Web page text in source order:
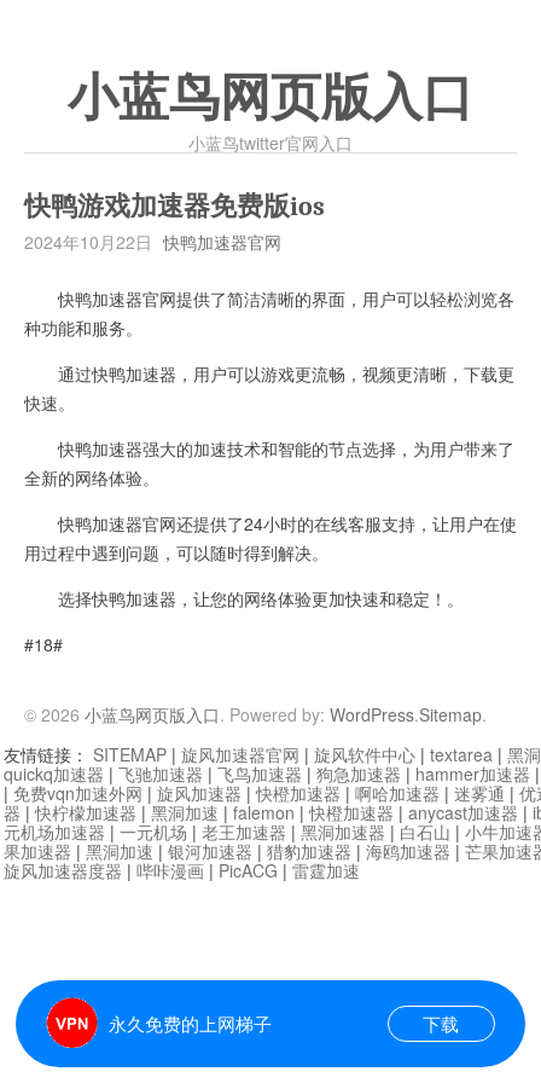
小蓝鸟网页版入口
小蓝鸟twitter官网入口
快鸭游戏加速器免费版ios
2024年10月22日 快鸭加速器官网
快鸭加速器官网提供了简洁清晰的界面，用户可以轻松浏览各
种功能和服务。
通过快鸭加速器，用户可以游戏更流畅，视频更清晰，下载更
快速。
快鸭加速器强大的加速技术和智能的节点选择，为用户带来了
全新的网络体验。
快鸭加速器官网还提供了24小时的在线客服支持，让用户在使
用过程中遇到问题，可以随时得到解决。
选择快鸭加速器，让您的网络体验更加快速和稳定！。
#18#
© 2026 小蓝鸟网页版入口. Powered by: WordPress.Sitemap.
永久免费的上网梯子 下载
友情链接： SITEMAP | 旋风加速器官网 | 旋风软件中心 | textarea | 黑
quickq加速器 | 飞驰加速器 | 飞鸟加速器 | 狗急加速器 | hammer加速器
| 免费vqn加速外网 | 旋风加速器 |快橙加速器 | 啊哈加速器 | 迷雾通 | 优
器 |快柠檬加速器 | 黑洞加速 | falemon |快橙加速器 | anycast加速器 |
元机场加速器 | 一元机场 | 老王加速器 | 黑洞加速器 | 白石山 | 小牛加速
果加速器 | 黑洞加速 | 银河加速器 | 猎豹加速器 | 海鸥加速器 | 芒果加速
旋风加速器度器 | 哔咔漫画 | PicACG | 雷霆加速